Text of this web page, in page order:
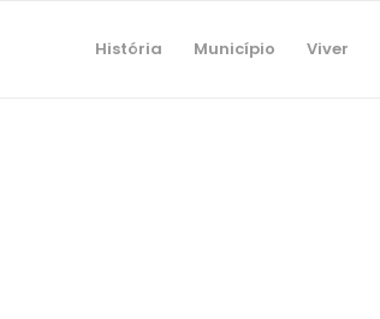
História Município Viver